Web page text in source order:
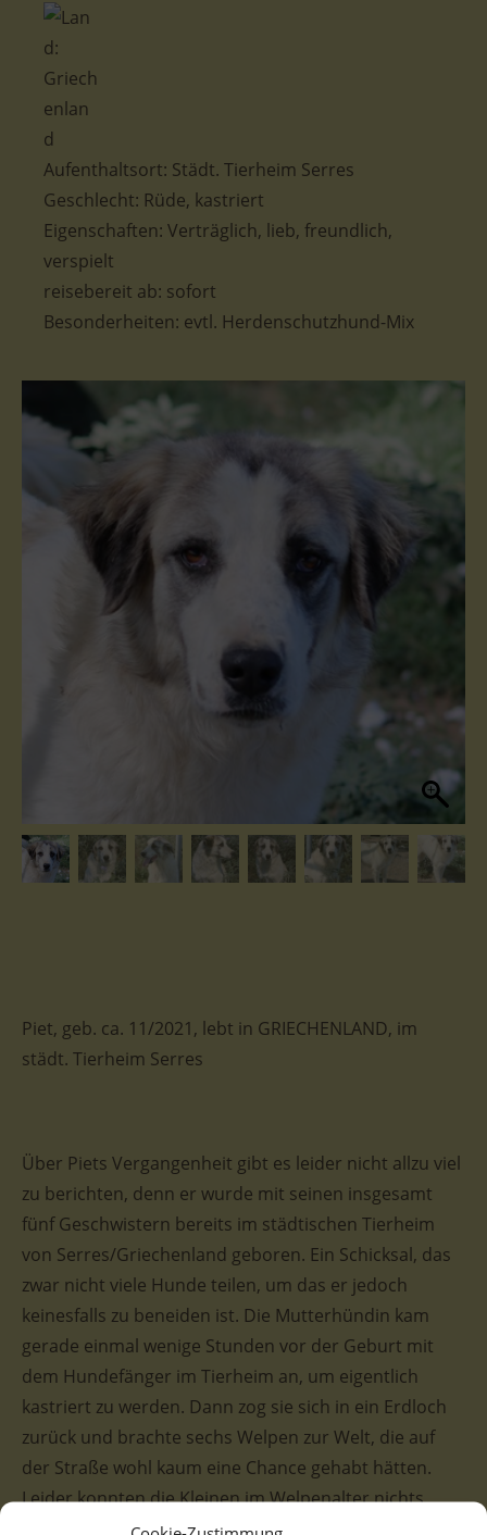
Aufenthaltsort: Städt. Tierheim Serres
Geschlecht: Rüde, kastriert
Eigenschaften: Verträglich, lieb, freundlich,
verspielt
reisebereit ab: sofort
Besonderheiten: evtl. Herdenschutzhund-Mix
Piet, geb. ca. 11/2021, lebt in GRIECHENLAND, im
städt. Tierheim Serres
Über Piets Vergangenheit gibt es leider nicht allzu viel
zu berichten, denn er wurde mit seinen insgesamt
fünf Geschwistern bereits im städtischen Tierheim
von Serres/Griechenland geboren. Ein Schicksal, das
zwar nicht viele Hunde teilen, um das er jedoch
keinesfalls zu beneiden ist. Die Mutterhündin kam
gerade einmal wenige Stunden vor der Geburt mit
dem Hundefänger im Tierheim an, um eigentlich
kastriert zu werden. Dann zog sie sich in ein Erdloch
zurück und brachte sechs Welpen zur Welt, die auf
der Straße wohl kaum eine Chance gehabt hätten.
Leider konnten die Kleinen im Welpenalter nichts
anderes kennenlernen als ihren kalten, trostlosen